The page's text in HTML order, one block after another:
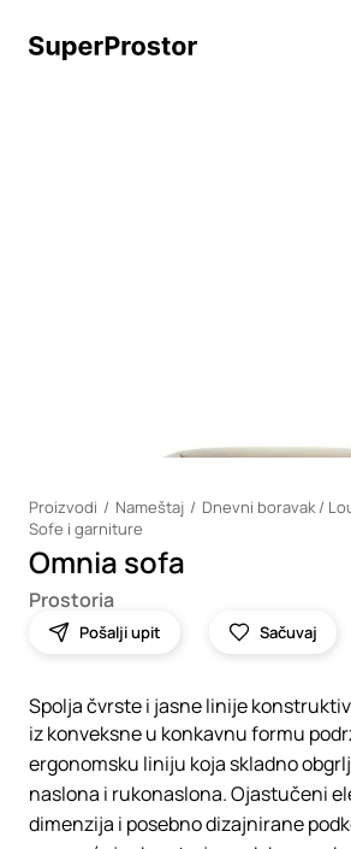
Proizvodi Nameštaj
Dnevni boravak /
Sofe i garniture
Omnia sofa
Prostoria
Pošalji upit Sačuvaj
Spolja čvrste i jasne linije
iz konveksne u konkavnu formu
ergonomsku liniju koja skladno
naslona i rukonaslona. Ojastučeni
dimenzija i posebno dizajnirane